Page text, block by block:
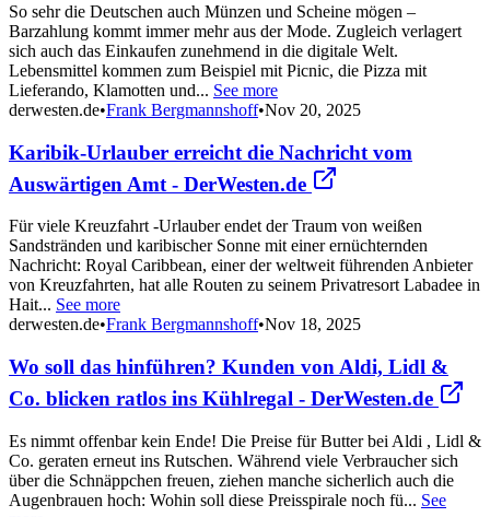
So sehr die Deutschen auch Münzen und Scheine mögen –
Barzahlung kommt immer mehr aus der Mode. Zugleich verlagert
sich auch das Einkaufen zunehmend in die digitale Welt.
Lebensmittel kommen zum Beispiel mit Picnic, die Pizza mit
Lieferando, Klamotten und... See more
derwesten.de•Frank Bergmannshoff•Nov 20, 2025
Karibik-Urlauber erreicht die Nachricht vom
Auswärtigen Amt - DerWesten.de
Für viele Kreuzfahrt -Urlauber endet der Traum von weißen
Sandstränden und karibischer Sonne mit einer ernüchternden
Nachricht: Royal Caribbean, einer der weltweit führenden Anbieter
von Kreuzfahrten, hat alle Routen zu seinem Privatresort Labadee in
Hait... See more
derwesten.de•Frank Bergmannshoff•Nov 18, 2025
Wo soll das hinführen? Kunden von Aldi, Lidl &
Co. blicken ratlos ins Kühlregal - DerWesten.de
Es nimmt offenbar kein Ende! Die Preise für Butter bei Aldi , Lidl &
Co. geraten erneut ins Rutschen. Während viele Verbraucher sich
über die Schnäppchen freuen, ziehen manche sicherlich auch die
Augenbrauen hoch: Wohin soll diese Preisspirale noch fü... See